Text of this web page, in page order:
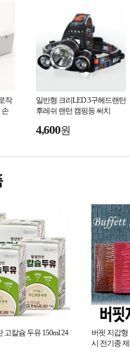
작
손
일반형 크리LED 3구헤드랜턴
후레쉬 랜턴 캠핑등 써치
4,600원
고칼슘 두유 150ml 24
버핏 지갑형
시 전기종